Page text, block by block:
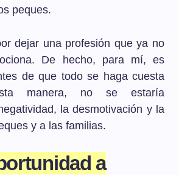
peques.
dejar una profesión que ya no
De hecho, para mí, es
de que todo se haga cuesta
manera, no se estaría
la desmotivación y la
y a las familias.
a